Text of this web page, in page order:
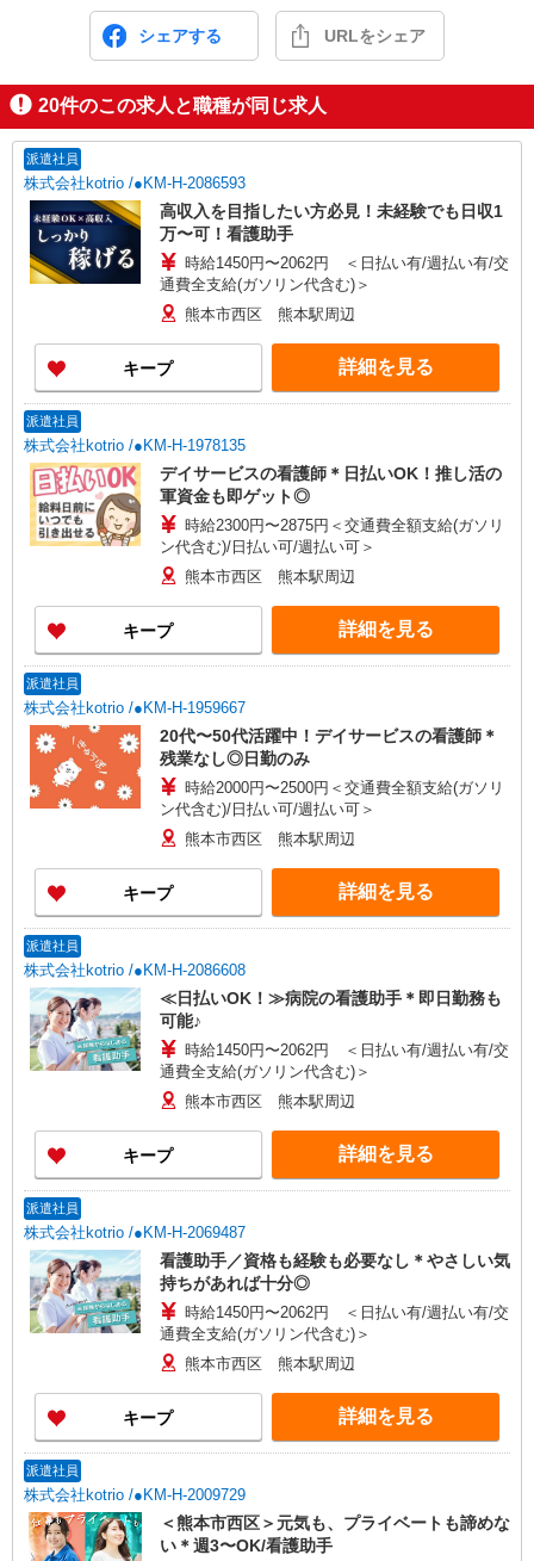
シェアする URLをシェア
20件のこの求人と職種が同じ求人
派遣社員
株式会社kotrio /●KM-H-2086593
高収入を目指したい方必見！未経験でも日収1
万〜可！看護助手
時給1450円〜2062円 ＜日払い有/週払い有/交
通費全支給(ガソリン代含む)＞
熊本市西区 熊本駅周辺
キープ 詳細を見る
派遣社員
株式会社kotrio /●KM-H-1978135
デイサービスの看護師＊日払いOK！推し活の
軍資金も即ゲット◎
時給2300円〜2875円＜交通費全額支給(ガソリ
ン代含む)/日払い可/週払い可＞
熊本市西区 熊本駅周辺
キープ 詳細を見る
派遣社員
株式会社kotrio /●KM-H-1959667
20代〜50代活躍中！デイサービスの看護師＊
残業なし◎日勤のみ
時給2000円〜2500円＜交通費全額支給(ガソリ
ン代含む)/日払い可/週払い可＞
熊本市西区 熊本駅周辺
キープ 詳細を見る
派遣社員
株式会社kotrio /●KM-H-2086608
≪日払いOK！≫病院の看護助手＊即日勤務も
可能♪
時給1450円〜2062円 ＜日払い有/週払い有/交
通費全支給(ガソリン代含む)＞
熊本市西区 熊本駅周辺
キープ 詳細を見る
派遣社員
株式会社kotrio /●KM-H-2069487
看護助手／資格も経験も必要なし＊やさしい気
持ちがあれば十分◎
時給1450円〜2062円 ＜日払い有/週払い有/交
通費全支給(ガソリン代含む)＞
熊本市西区 熊本駅周辺
キープ 詳細を見る
派遣社員
株式会社kotrio /●KM-H-2009729
＜熊本市西区＞元気も、プライベートも諦めな
い＊週3〜OK/看護助手